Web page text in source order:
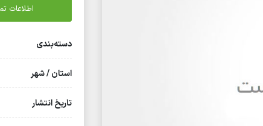
اطلاعات
دسته‌بندی
استان / شهر
تاریخ انتشار